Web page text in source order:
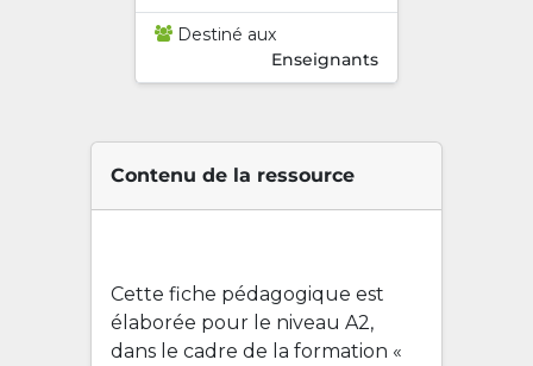
Destiné aux
Enseignants
Contenu de la ressource
Cette fiche pédagogique est
élaborée pour le niveau A2,
dans le cadre de la formation «